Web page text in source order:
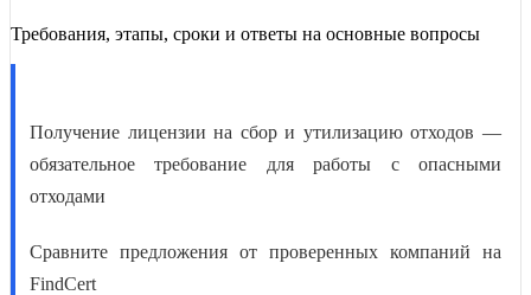
Требования, этапы, сроки и ответы на основные вопросы
Получение лицензии на сбор и утилизацию отходов —
обязательное требование для работы с опасными
отходами
Сравните предложения от проверенных компаний на
FindCert